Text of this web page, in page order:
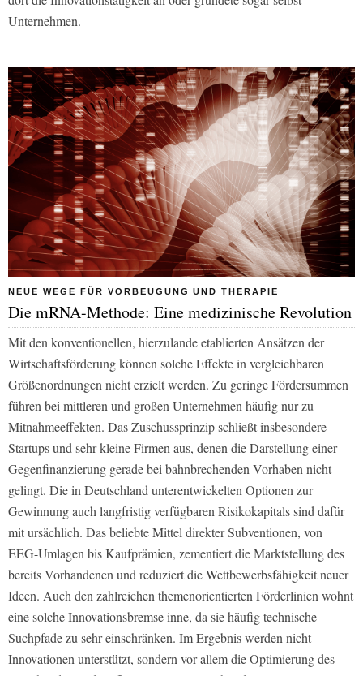
Unternehmen.
NEUE WEGE FÜR VORBEUGUNG UND THERAPIE
Die mRNA-Methode: Eine medizinische Revolution
Mit den konventionellen, hierzulande etablierten Ansätzen der
Wirtschaftsförderung können solche Effekte in vergleichbaren
Größenordnungen nicht erzielt werden. Zu geringe Fördersummen
führen bei mittleren und großen Unternehmen häufig nur zu
Mitnahmeeffekten. Das Zuschussprinzip schließt insbesondere
Startups und sehr kleine Firmen aus, denen die Darstellung einer
Gegenfinanzierung gerade bei bahnbrechenden Vorhaben nicht
gelingt. Die in Deutschland unterentwickelten Optionen zur
Gewinnung auch langfristig verfügbaren Risikokapitals sind dafür
mit ursächlich. Das beliebte Mittel direkter Subventionen, von
EEG-Umlagen bis Kaufprämien, zementiert die Marktstellung des
bereits Vorhandenen und reduziert die Wettbewerbsfähigkeit neuer
Ideen. Auch den zahlreichen themenorientierten Förderlinien wohnt
eine solche Innovationsbremse inne, da sie häufig technische
Suchpfade zu sehr einschränken. Im Ergebnis werden nicht
Innovationen unterstützt, sondern vor allem die Optimierung des